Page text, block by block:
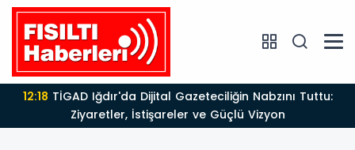
11:23BÜYÜK YÜRÜYÜŞ DEVAM EDİYOR: AK PARTİ 25
YAŞINDA!